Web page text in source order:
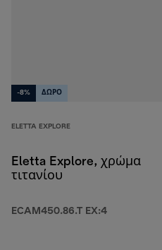
-8% ΔΩΡΟ
ELETTA EXPLORE
Eletta Explore, χρώμα
τιτανίου
ECAM450.86.T EX:4